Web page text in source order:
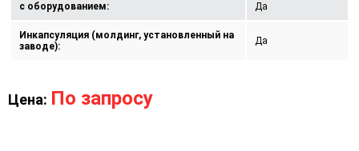
с оборудованием: Да
Инкапсуляция (молдинг, установленный на
заводе):
Да
Цена: По запросу